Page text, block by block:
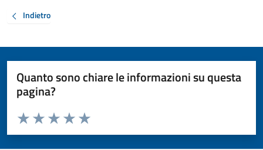
Indietro
Quanto sono chiare le informazioni su questa
pagina?
Valuta da 1 a 5 stelle la pagina
Valuta 5 stelle su 5
Valuta 4 stelle su 5
Valuta 3 stelle su 5
Valuta 2 stelle su 5
Valuta 1 stelle su 5